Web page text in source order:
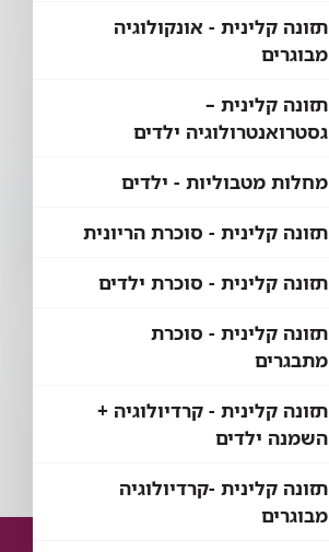
תזונה קלינית - אונקולוגיה
מבוגרים
תזונה קלינית –
גסטרואנטרולוגיה ילדים
מחלות מטבוליות - ילדים
תזונה קלינית - סוכרת הריונית
תזונה קלינית - סוכרת ילדים
תזונה קלינית - סוכרת
מתבגרים
תזונה קלינית - קרדיולוגיה +
השמנה ילדים
תזונה קלינית -קרדיולוגיה
מבוגרים